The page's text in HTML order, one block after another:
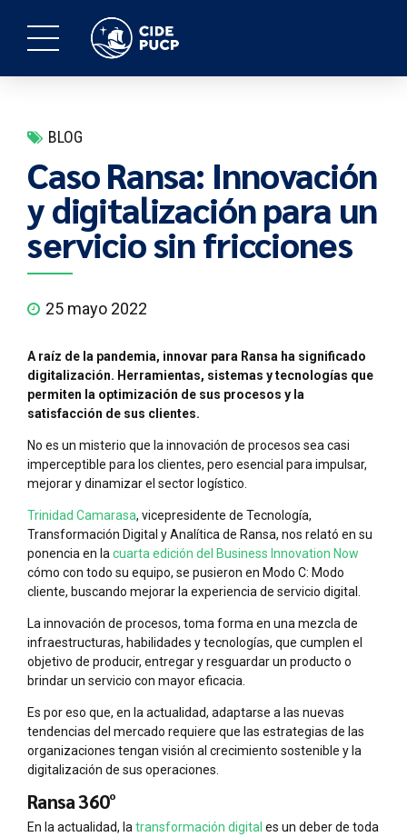
BLOG
Caso Ransa: Innovación
y digitalización para un
servicio sin fricciones
25 mayo 2022
A raíz de la pandemia, innovar para Ransa ha significado
digitalización. Herramientas, sistemas y tecnologías que
permiten la optimización de sus procesos y la
satisfacción de sus clientes.
No es un misterio que la innovación de procesos sea casi
imperceptible para los clientes, pero esencial para impulsar,
mejorar y dinamizar el sector logístico.
Trinidad Camarasa, vicepresidente de Tecnología,
Transformación Digital y Analítica de Ransa, nos relató en su
ponencia en la cuarta edición del Business Innovation Now
cómo con todo su equipo, se pusieron en Modo C: Modo
cliente, buscando mejorar la experiencia de servicio digital.
La innovación de procesos, toma forma en una mezcla de
infraestructuras, habilidades y tecnologías, que cumplen el
objetivo de producir, entregar y resguardar un producto o
brindar un servicio con mayor eficacia.
Es por eso que, en la actualidad, adaptarse a las nuevas
tendencias del mercado requiere que las estrategias de las
organizaciones tengan visión al crecimiento sostenible y la
digitalización de sus operaciones.
Ransa 360°
En la actualidad, la transformación digital es un deber de toda